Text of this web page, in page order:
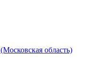
область)